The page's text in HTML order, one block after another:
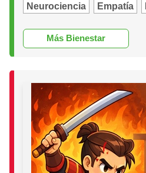
Neurociencia Empatía
Más Bienestar